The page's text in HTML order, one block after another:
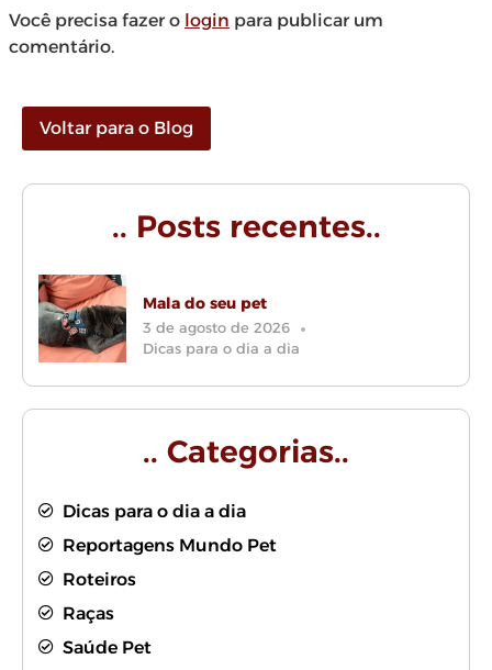
Você precisa fazer o login para publicar um
comentário.
Voltar para o Blog
.. Posts recentes..
Mala do seu pet
3 de agosto de 2026
Dicas para o dia a dia
.. Categorias..
Dicas para o dia a dia
Reportagens Mundo Pet
Roteiros
Raças
Saúde Pet